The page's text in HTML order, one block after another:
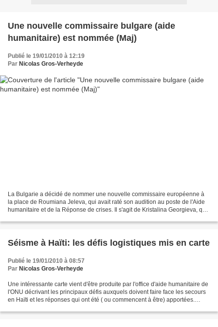
Une nouvelle commissaire bulgare (aide
humanitaire) est nommée (Maj)
Publié le 19/01/2010 à 12:19
Par Nicolas Gros-Verheyde
La Bulgarie a décidé de nommer une nouvelle commissaire européenne à
la place de Roumiana Jeleva, qui avait raté son audition au poste de l'Aide
humanitaire et de la Réponse de crises. Il s'agit de Kristalina Georgieva, qui
Séisme à Haïti: les défis logistiques mis en carte
Publié le 19/01/2010 à 08:57
Par Nicolas Gros-Verheyde
Une intéressante carte vient d'être produite par l'office d'aide humanitaire de
l'ONU décrivant les principaux défis auxquels doivent faire face les secours
en Haïti et les réponses qui ont été ( ou commencent à être) apportées.